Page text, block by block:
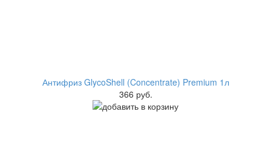
Антифриз GlycoShell (Concentrate) Premium 1л
366 руб.